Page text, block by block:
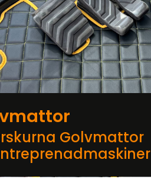
Golvmattor